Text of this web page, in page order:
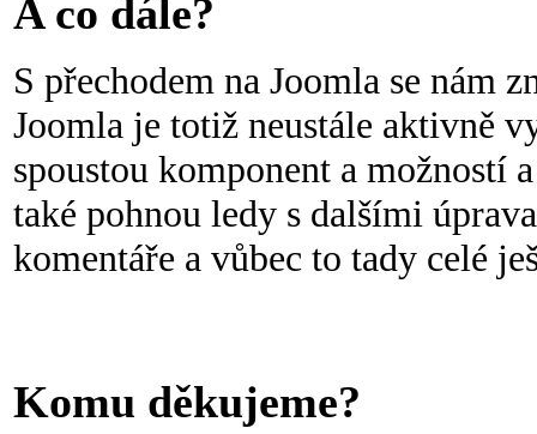
A co dále?
S přechodem na Joomla se nám
Joomla je totiž neustále aktivně
spoustou komponent a možností
také pohnou ledy s dalšími
komentáře a vůbec to tady celé
Komu děkujeme?